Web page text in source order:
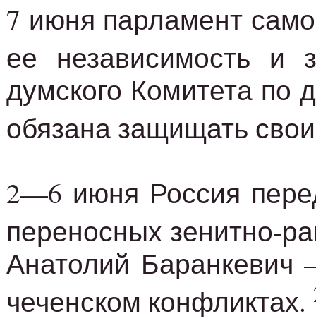
7 июня парламент
ее независимость и
думского Комитета по
обязана защищать
2—6 июня Россия
переносных зенитно-
Анатолий Баранкевич
чеченском конфликтах.